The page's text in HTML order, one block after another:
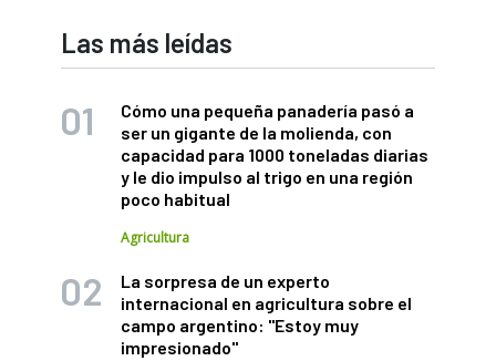
Las más leídas
Cómo una pequeña panadería pasó a
ser un gigante de la molienda, con
capacidad para 1000 toneladas diarias
y le dio impulso al trigo en una región
poco habitual
Agricultura
La sorpresa de un experto
internacional en agricultura sobre el
campo argentino: "Estoy muy
impresionado"